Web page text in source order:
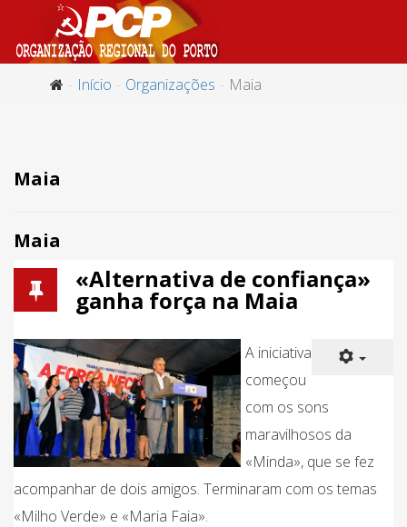
Início Organizações Maia
Maia
Maia
«Alternativa de confiança»
ganha força na Maia
A iniciativa
começou
com os sons
maravilhosos da
«Minda», que se fez
acompanhar de dois amigos. Terminaram com os temas
«Milho Verde» e «Maria Faia».